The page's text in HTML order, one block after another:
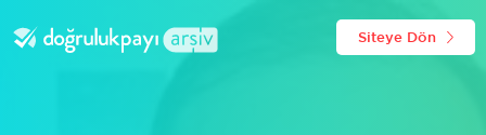
Siteye Dön